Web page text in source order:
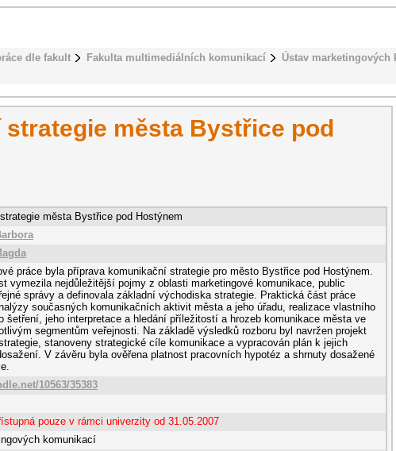
dle fakult Fakulta multimediálních komunikací Ústav marketingových
města Bystřice pod
města Bystřice pod Hostýnem
práce byla příprava komunikační strategie pro město Bystřice pod Hostýnem.
vymezila nejdůležitější pojmy z oblasti marketingové komunikace, public
správy a definovala základní východiska strategie. Praktická část práce
současných komunikačních aktivit města a jeho úřadu, realizace vlastního
šetření, jeho interpretace a hledání příležitostí a hrozeb komunikace města ve
segmentům veřejnosti. Na základě výsledků rozboru byl navržen projekt
stanoveny strategické cíle komunikace a vypracován plán k jejich
V závěru byla ověřena platnost pracovních hypotéz a shrnuty dosažené
10563/35383
pouze v rámci univerzity od 31.05.2007
komunikací